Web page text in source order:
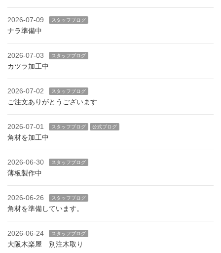
2026-07-09 スタッフブログ
ナラ準備中
2026-07-03 スタッフブログ
カツラ加工中
2026-07-02 スタッフブログ
ご注文ありがとうございます
2026-07-01 スタッフブログ 公式ブログ
角材を加工中
2026-06-30 スタッフブログ
薄板製作中
2026-06-26 スタッフブログ
角材を準備しています。
2026-06-24 スタッフブログ
大阪木楽屋 別注木取り